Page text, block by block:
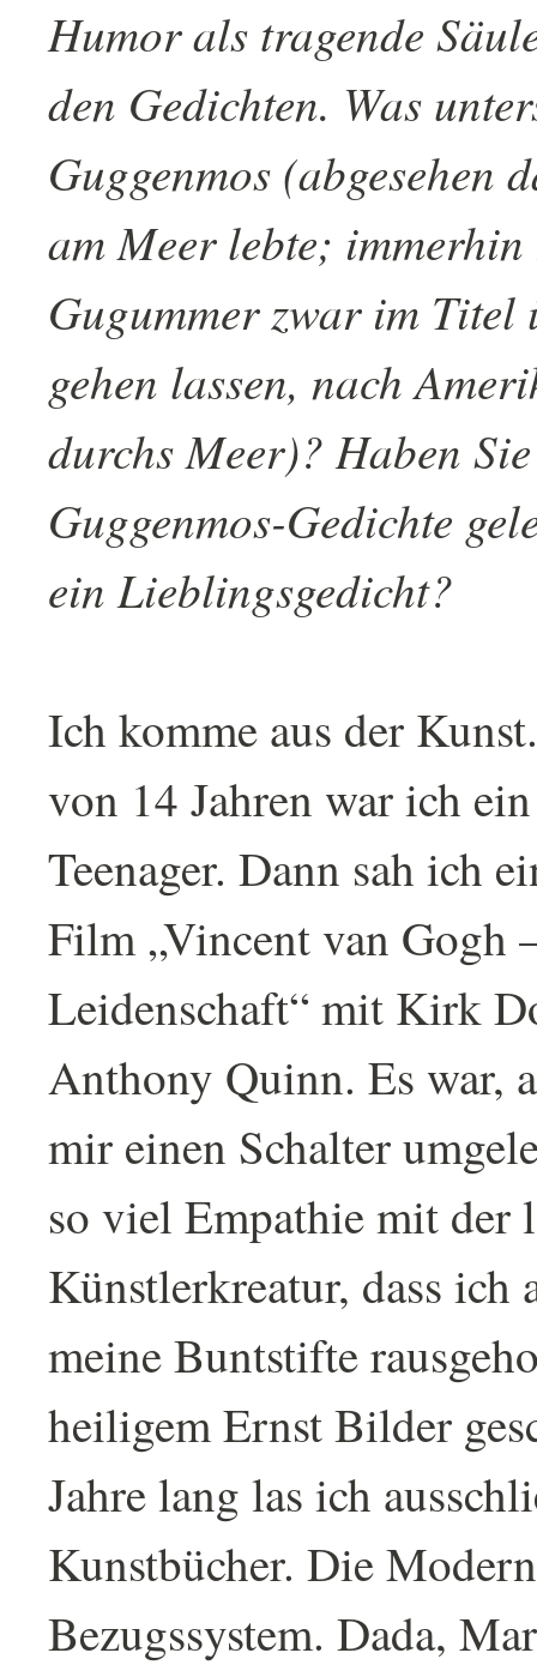
Humor als tragende
den Gedichten. Was
Guggenmos (abgesehen
am Meer lebte;
Gugummer zwar im Titel
gehen lassen, nach
durchs Meer)? Haben
Guggenmos-Gedichte
ein Lieblingsgedicht?
Ich komme aus der
von 14 Jahren war ich
Teenager. Dann sah ich
Film „Vincent van Gogh
Leidenschaft“ mit Kirk
Anthony Quinn. Es war,
mir einen Schalter
so viel Empathie mit der
Künstlerkreatur, dass ich
meine Buntstifte
heiligem Ernst Bilder
Jahre lang las ich
Kunstbücher. Die
Bezugssystem. Dada,